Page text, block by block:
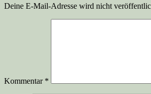
Deine E-Mail-Adresse wird nicht
Kommentar *